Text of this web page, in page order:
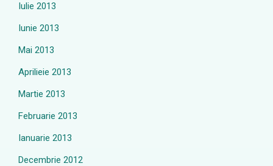
Iulie 2013
Iunie 2013
Mai 2013
Aprilieie 2013
Martie 2013
Februarie 2013
Ianuarie 2013
Decembrie 2012